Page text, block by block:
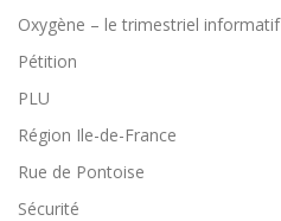
Oxygène – le trimestriel informatif
Pétition
PLU
Région Ile-de-France
Rue de Pontoise
Sécurité